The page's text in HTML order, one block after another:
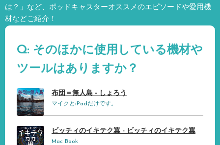
は？」など、 ポッドキャスターオススメのエピソードや愛用機
材などご紹介！
Q: そのほかに使用している機材や
ツールはありますか？
布団＝無人島 - しょろう
マイクとiPadだけです。
ビッチィのイキテク翼 - ビッチィのイキテク翼
Mac Book